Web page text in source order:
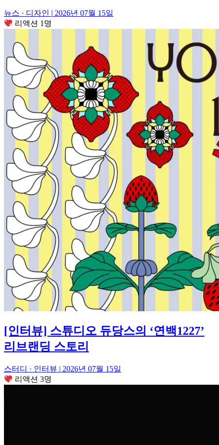
뉴스 · 디자인 | 2026년 07월 15일
리액션 1명
[인터뷰] 스튜디오 듀당스의 ‘연백1227’
리브랜딩 스토리
스터디 · 인터뷰 | 2026년 07월 15일
리액션 3명